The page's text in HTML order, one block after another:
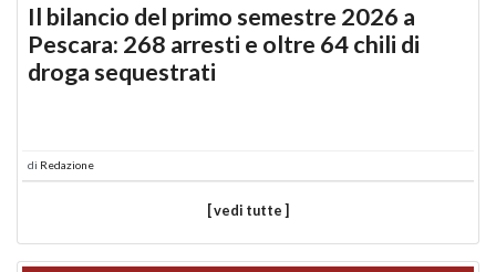
Il bilancio del primo semestre 2026 a
Pescara: 268 arresti e oltre 64 chili di
droga sequestrati
di Redazione
[ vedi tutte ]